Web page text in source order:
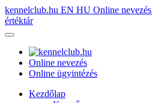
kennelclub.hu EN HU Online nevezés
értéktár
Online nevezés
Online ügyintézés
Kezdőlap